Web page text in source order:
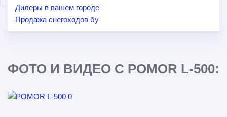
Дилеры в вашем городе
Продажа снегоходов бу
ФОТО И ВИДЕО С POMOR L-500: